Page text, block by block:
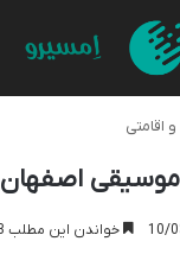
اقامتی
اصفهان
خواندن این مطلب 13 دقیقه زمان میبرد